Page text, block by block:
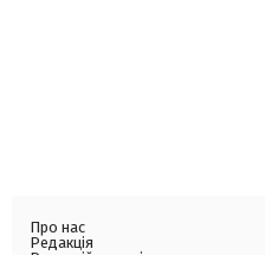
Про нас
Редакція